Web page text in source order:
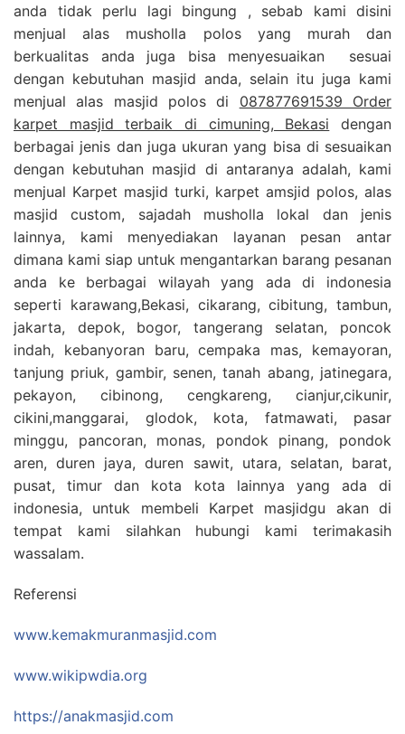
anda tidak perlu lagi bingung , sebab kami disini
menjual alas musholla polos yang murah dan
berkualitas anda juga bisa menyesuaikan sesuai
dengan kebutuhan masjid anda, selain itu juga kami
menjual alas masjid polos di 087877691539 Order
karpet masjid terbaik di cimuning, Bekasi dengan
berbagai jenis dan juga ukuran yang bisa di sesuaikan
dengan kebutuhan masjid di antaranya adalah, kami
menjual Karpet masjid turki, karpet amsjid polos, alas
masjid custom, sajadah musholla lokal dan jenis
lainnya, kami menyediakan layanan pesan antar
dimana kami siap untuk mengantarkan barang pesanan
anda ke berbagai wilayah yang ada di indonesia
seperti karawang,Bekasi, cikarang, cibitung, tambun,
jakarta, depok, bogor, tangerang selatan, poncok
indah, kebanyoran baru, cempaka mas, kemayoran,
tanjung priuk, gambir, senen, tanah abang, jatinegara,
pekayon, cibinong, cengkareng, cianjur,cikunir,
cikini,manggarai, glodok, kota, fatmawati, pasar
minggu, pancoran, monas, pondok pinang, pondok
aren, duren jaya, duren sawit, utara, selatan, barat,
pusat, timur dan kota kota lainnya yang ada di
indonesia, untuk membeli Karpet masjidgu akan di
tempat kami silahkan hubungi kami terimakasih
wassalam.
Referensi
www.kemakmuranmasjid.com
www.wikipwdia.org
https://anakmasjid.com